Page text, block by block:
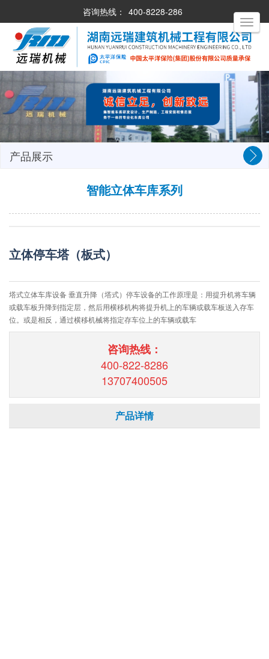
咨询热线： 400-8228-286
产品展示
智能立体车库系列
立体停车塔（板式）
塔式立体车库设备 垂直升降（塔式）停车设备的工作原理是：用提升机将车辆
或载车板升降到指定层，然后用横移机构将提升机上的车辆或载车板送入存车
位。或是相反，通过横移机械将指定存车位上的车辆或载车
咨询热线：
400-822-8286
13707400505
产品详情
Toggle